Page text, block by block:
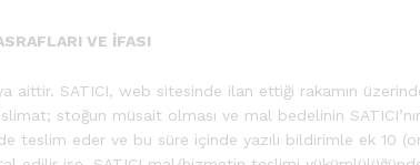
VE İFASI
aittir. SATICI, web sitesinde ilan ettiği rakamın
stoğun müsait olması ve mal bedelinin
teslim eder ve bu süre içinde yazılı bildirimle ek 10